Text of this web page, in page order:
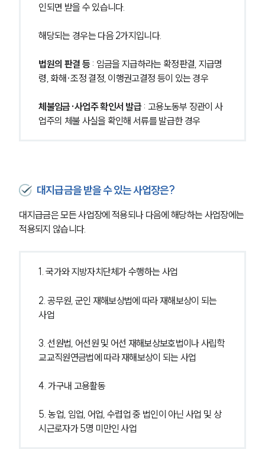
인되면 받을 수 있습니다.
해당되는 경우는 다음 2가지입니다.
법원의 판결 등 : 임금을 지급하라는 확정판결, 지급명
령, 화해·조정 결정, 이행권고결정 등이 있는 경우
체불임금·사업주 확인서 발급 : 고용노동부 장관이 사
업주의 체불 사실을 확인해 서류를 발급한 경우
대지급금을 받을 수 있는 사업장은?
대지급금은 모든 사업장에 적용되나 다음에 해당하는 사업장에는
적용되지 않습니다.
1. 국가와 지방자치단체가 수행하는 사업
2. 공무원, 군인 재해보상법에 따라 재해보상이 되는
사업
3. 선원법, 어선원 및 어선 재해보상보호법이나 사립학
교교직원연금법에 따라 재해보상이 되는 사업
4. 가구내 고용활동
5. 농업, 임업, 어업, 수렵업 중 법인이 아닌 사업 및 상
시근로자가 5명 미만인 사업